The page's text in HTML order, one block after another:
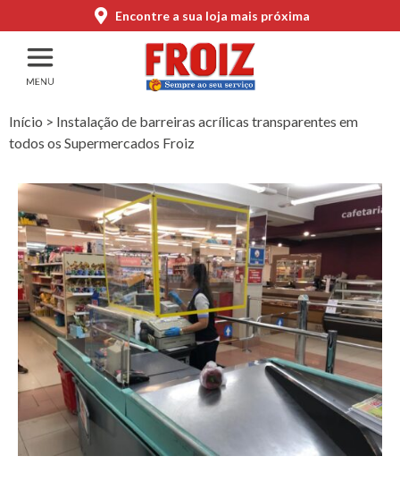
Encontre a sua loja mais próxima
Início > Instalação de barreiras acrílicas transparentes em
todos os Supermercados Froiz